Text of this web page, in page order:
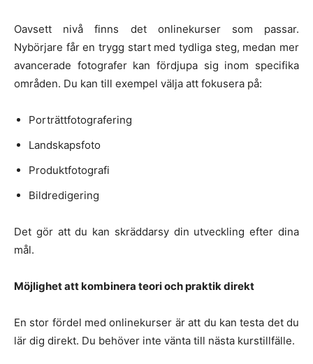
Oavsett nivå finns det onlinekurser som passar.
Nybörjare får en trygg start med tydliga steg, medan mer
avancerade fotografer kan fördjupa sig inom specifika
områden. Du kan till exempel välja att fokusera på:
Porträttfotografering
Landskapsfoto
Produktfotografi
Bildredigering
Det gör att du kan skräddarsy din utveckling efter dina
mål.
Möjlighet att kombinera teori och praktik direkt
En stor fördel med onlinekurser är att du kan testa det du
lär dig direkt. Du behöver inte vänta till nästa kurstillfälle.